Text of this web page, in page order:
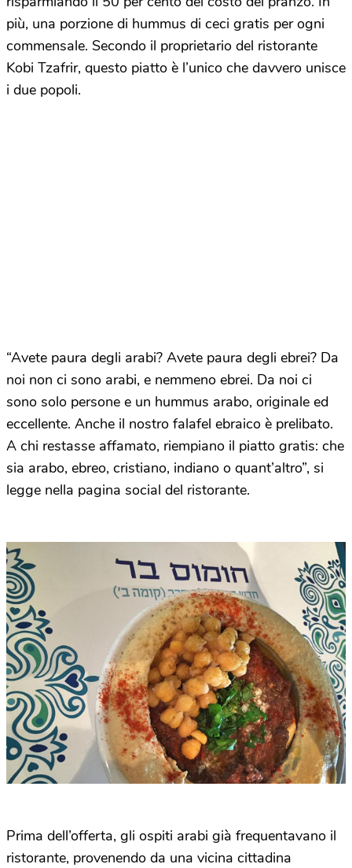
più, una porzione di hummus di ceci gratis per ogni
commensale. Secondo il proprietario del ristorante
Kobi Tzafrir, questo piatto è l’unico che davvero unisce
i due popoli.
“Avete paura degli arabi? Avete paura degli ebrei? Da
noi non ci sono arabi, e nemmeno ebrei. Da noi ci
sono solo persone e un hummus arabo, originale ed
eccellente. Anche il nostro falafel ebraico è prelibato.
A chi restasse affamato, riempiano il piatto gratis: che
sia arabo, ebreo, cristiano, indiano o quant’altro”, si
legge nella pagina social del ristorante.
Prima dell’offerta, gli ospiti arabi già frequentavano il
ristorante, provenendo da una vicina cittadina